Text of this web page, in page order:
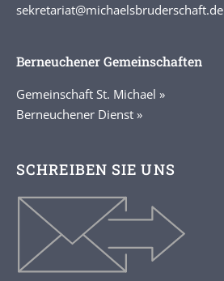
sekretariat@michaelsbruderschaft.de
Berneuchener Gemeinschaften
Gemeinschaft St. Michael »
Berneuchener Dienst »
SCHREIBEN SIE UNS